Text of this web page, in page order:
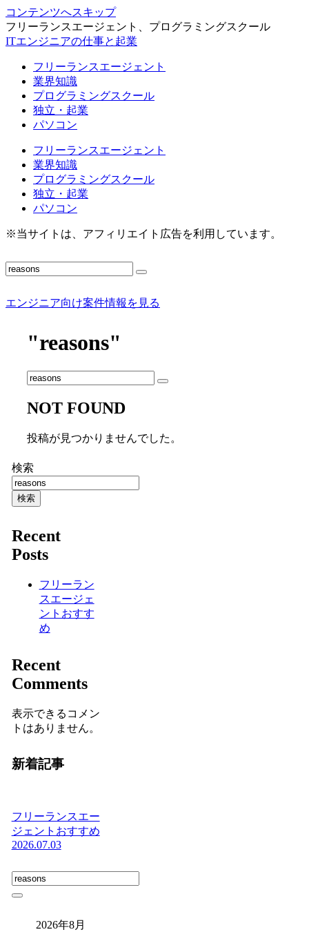
コンテンツへスキップ
フリーランスエージェント、プログラミングスクール
ITエンジニアの仕事と起業
フリーランスエージェント
業界知識
プログラミングスクール
独立・起業
パソコン
フリーランスエージェント
業界知識
プログラミングスクール
独立・起業
パソコン
※当サイトは、アフィリエイト広告を利用しています。
エンジニア向け案件情報を見る
"reasons"
NOT FOUND
投稿が見つかりませんでした。
検索
検索
Recent
Posts
フリーラン
スエージェ
ントおすす
め
Recent
Comments
表示できるコメン
トはありません。
新着記事
フリーランスエー
ジェントおすすめ
2026.07.03
2026年8月